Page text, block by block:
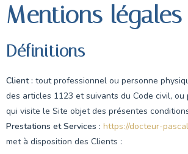
Mentions légales
Définitions
Client : tout professionnel ou personne
des articles 1123 et suivants du Code civil, ou
qui visite le Site objet des présentes
Prestations et Services : https://docteur-
met à disposition des Clients :